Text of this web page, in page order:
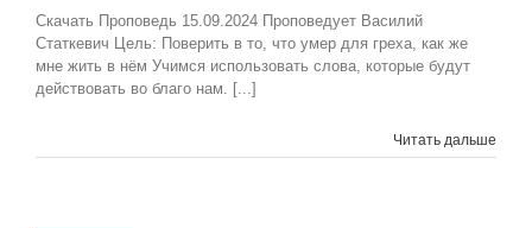
15.09.2024
Воскресная
проповедь,
Скачать Проповедь 15.09.2024 Проповедует Василий
Статкевич Цель: Поверить в то, что умер для греха, как же
мне жить в нём Учимся использовать слова, которые будут
действовать во благо нам. [...]
Читать дальше